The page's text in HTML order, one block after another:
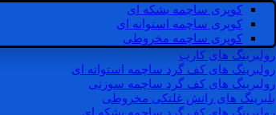
کوپری ساچمه بشکه ای
کوپری ساچمه استوانه ای
کوپری ساچمه مخروطی
رولبرینگ های کارب
رولبرینگ های کف گرد ساچمه استوانه ای
رولبرینگ های کف گرد ساچمه سوزنی
بلبرینگ های رانش غلتکی مخروطی